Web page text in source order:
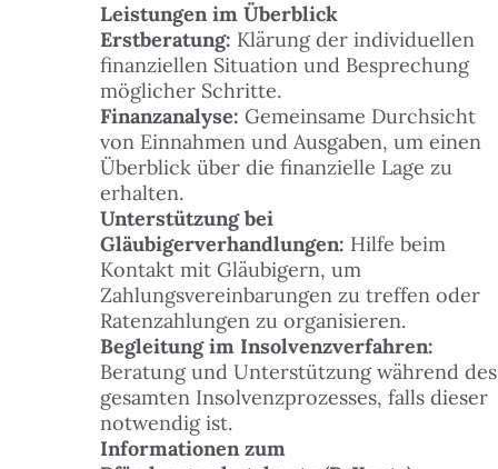
DU HILFE
& MITMACHEN
& DANACH
& BUDGET
Leistungen im Überblick
Erstberatung: Klärung der individuellen
finanziellen Situation und Besprechung
möglicher Schritte.
Finanzanalyse: Gemeinsame Durchsicht
von Einnahmen und Ausgaben, um einen
Überblick über die finanzielle Lage zu
erhalten.
Unterstützung bei
Gläubigerverhandlungen: Hilfe beim
Kontakt mit Gläubigern, um
Zahlungsvereinbarungen zu treffen oder
Ratenzahlungen zu organisieren.
Begleitung im Insolvenzverfahren:
Beratung und Unterstützung während des
gesamten Insolvenzprozesses, falls dieser
notwendig ist.
Informationen zum